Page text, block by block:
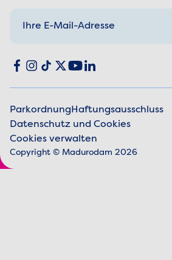
Social media
Facebook
Instagram
TikTok
X YouTube
LinkedIn
Juristische
ParkordnungHaftungsausschluss
Datenschutz und Cookies
Cookies verwalten
Copyright © Madurodam 2026